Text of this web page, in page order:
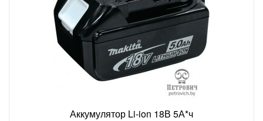
Аккумулятор Li-ion 18В 5А*ч